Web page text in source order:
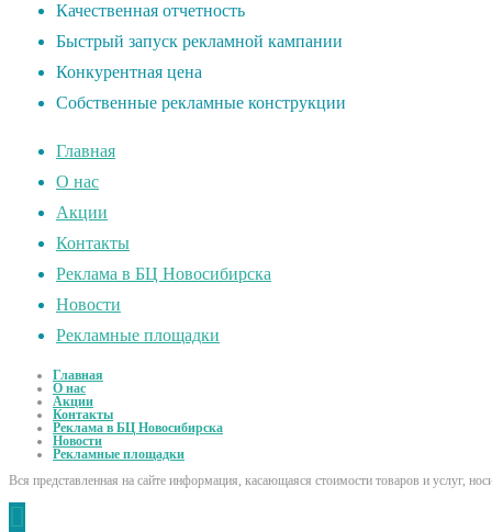
Качественная отчетность
Быстрый запуск рекламной кампании
Конкурентная цена
Собственные рекламные конструкции
Главная
О нас
Акции
Контакты
Реклама в БЦ Новосибирска
Новости
Рекламные площадки
Главная
О нас
Акции
Контакты
Реклама в БЦ Новосибирска
Новости
Рекламные площадки
Вся представленная на сайте информация, касающаяся стоимости товаров и услуг,